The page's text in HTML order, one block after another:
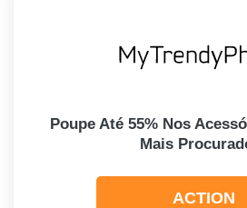
Poupe Até 55% Nos
Mais
ACTION